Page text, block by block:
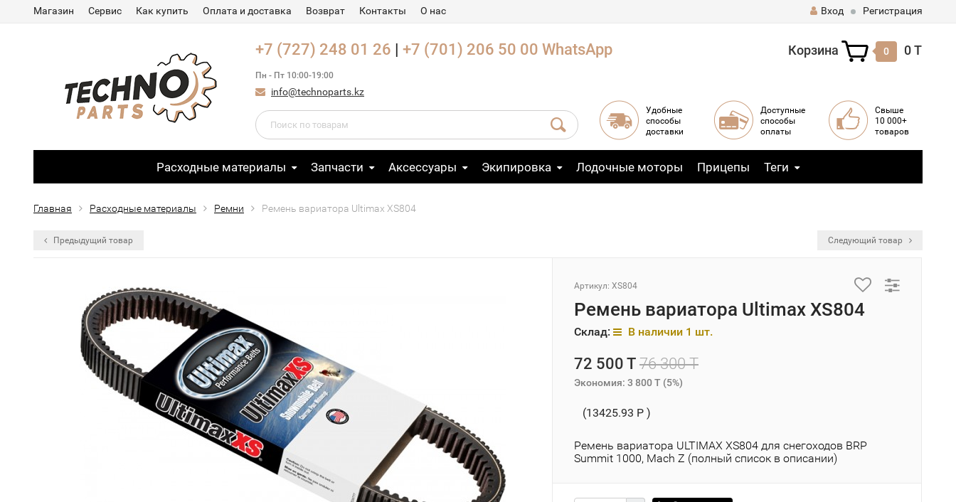
Магазин Сервис Как купить Оплата и доставка Возврат Контакты О нас Вход Регистрация
+7 (727) 248 01 26 | +7 (701) 206 50 00 WhatsApp
Пн - Пт 10:00-19:00
info@technoparts.kz
Корзина 0 0 T
Удобные
способы
доставки
Доступные
способы
оплаты
Свыше
10 000+
товаров
Расходные материалы Запчасти Аксессуары Экипировка Лодочные моторы Прицепы Теги
Главная Расходные материалы Ремни Ремень вариатора Ultimax XS804
Предыдущий товар Следующий товар
Артикул: XS804
Ремень вариатора Ultimax XS804
Склад: В наличии 1 шт.
72 500 T 76 300 T
Экономия: 3 800 T (5%)
(13425.93 P )
Ремень вариатора ULTIMAX XS804 для снегоходов BRP
Summit 1000, Mach Z (полный список в описании)